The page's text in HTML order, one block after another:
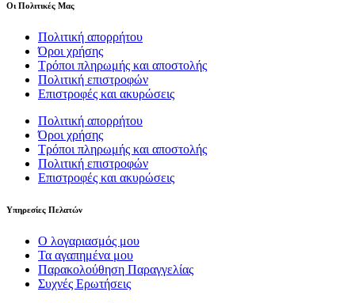
Οι Πολιτικές Μας
Πολιτική απορρήτου
Όροι χρήσης
Τρόποι πληρωμής και αποστολής
Πολιτική επιστροφών
Επιστροφές και ακυρώσεις
Πολιτική απορρήτου
Όροι χρήσης
Τρόποι πληρωμής και αποστολής
Πολιτική επιστροφών
Επιστροφές και ακυρώσεις
Υπηρεσίες Πελατών
Ο λογαριασμός μου
Τα αγαπημένα μου
Παρακολούθηση Παραγγελίας
Συχνές Ερωτήσεις